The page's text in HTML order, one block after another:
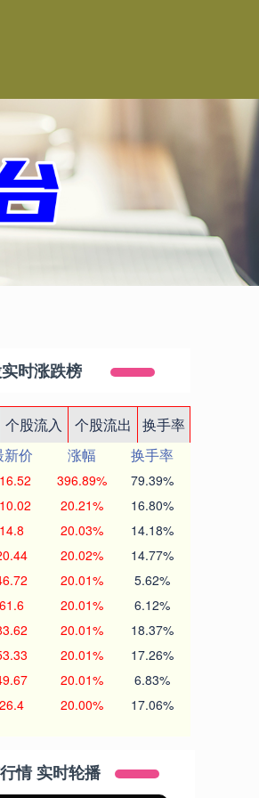
时涨跌榜
个股流入 个股流出
换手率
新价 涨幅
换手率
396.89% 79.39%
20.21% 16.80%
14.8 20.03% 14.18%
20.02% 14.77%
20.01% 5.62%
61.6 20.01% 6.12%
20.01% 18.37%
20.01% 17.26%
20.01% 6.83%
26.4 20.00% 17.06%
情 实时轮播